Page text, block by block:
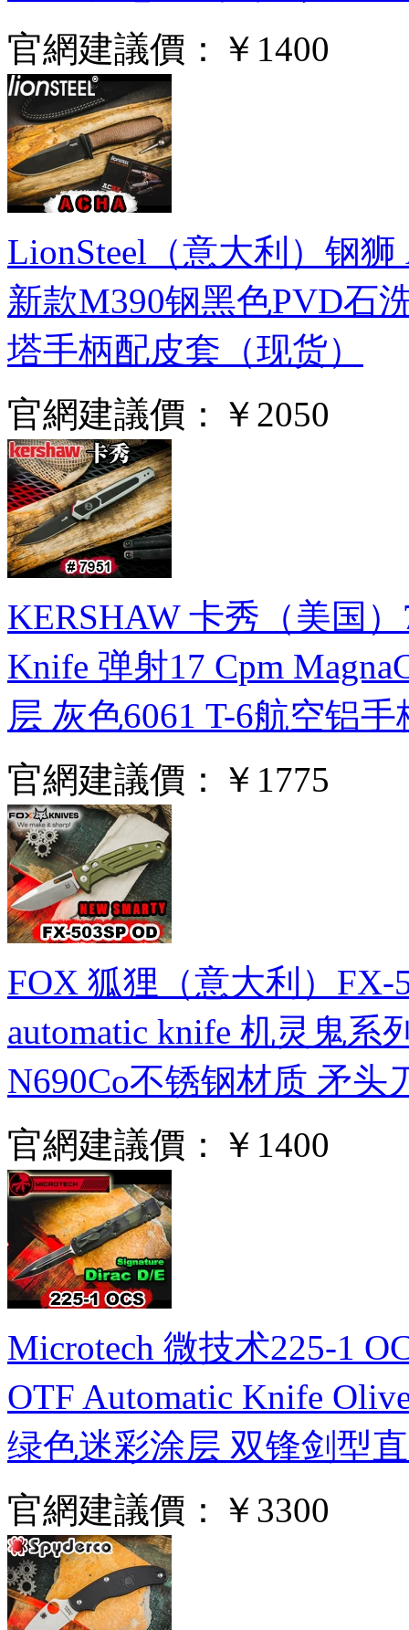
官網建議價：
￥1400
LionSteel（意大利）钢
新款M390钢黑色PVD石
塔手柄配皮套（现货）
官網建議價：
￥2050
KERSHAW 卡秀（美国
Knife 弹射17 Cpm
层 灰色6061 T-6航空铝
官網建議價：
￥1775
FOX 狐狸（意大利）FX-
automatic knife 机灵鬼系
N690Co不锈钢材质 矛头
官網建議價：
￥1400
Microtech 微技术225-1
OTF Automatic Knife
绿色迷彩涂层 双锋剑型
官網建議價：
￥3300